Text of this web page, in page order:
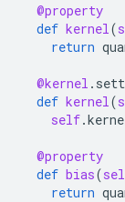
@property
def kernel(
return
@kernel .
def kernel(
self.
@property
def bias(
return